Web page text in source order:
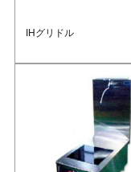
IHグリドル